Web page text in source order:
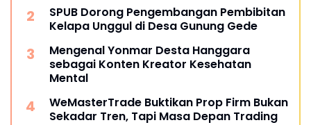
SPUB Dorong Pengembangan Pembibitan
Kelapa Unggul di Desa Gunung Gede
Mengenal Yonmar Desta Hanggara
sebagai Konten Kreator Kesehatan
Mental
WeMasterTrade Buktikan Prop Firm Bukan
Sekadar Tren, Tapi Masa Depan Trading